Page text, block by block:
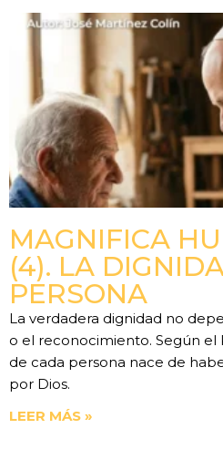
MAGNIFICA
(4). LA
PERSONA
La verdadera dignidad no
o el reconocimiento. Según el
de cada persona nace de
por Dios.
LEER MÁS »